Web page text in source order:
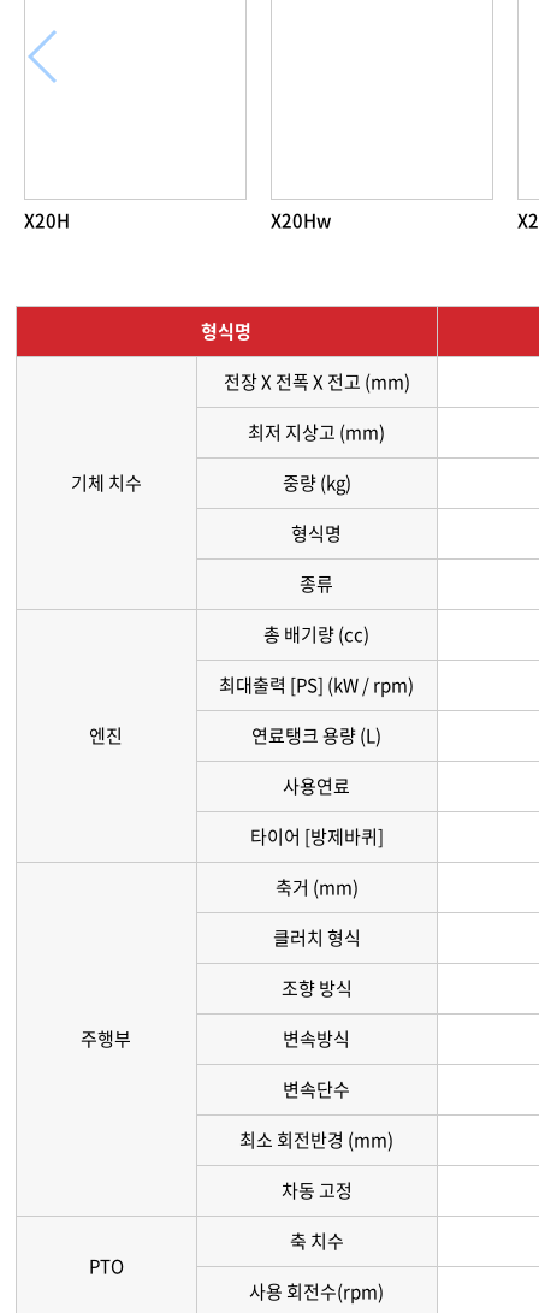
X20H X20Hw
형식명
기체 치수
전장 X 전폭 X 전고 (mm)
최저 지상고 (mm)
중량 (kg)
형식명
종류
엔진
총 배기량 (cc)
최대출력 [PS] (kW / rpm)
연료탱크 용량 (L)
사용연료
타이어 [방제바퀴]
주행부
축거 (mm)
클러치 형식
조향 방식
변속방식
변속단수
최소 회전반경 (mm)
차동 고정
PTO
축 치수
사용 회전수(rpm)